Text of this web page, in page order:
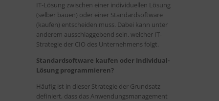
IT-Lösung zwischen einer individuellen Lösung
(selber bauen) oder einer Standardsoftware
(kaufen) entscheiden muss. Dabei kann unter
anderem ausschlaggebend sein, welcher IT-
Strategie der CIO des Unternehmens folgt.
Standardsoftware kaufen oder Individual-
Lösung programmieren?
Häufig ist in dieser Strategie der Grundsatz
definiert, dass das Anwendungsmanagement